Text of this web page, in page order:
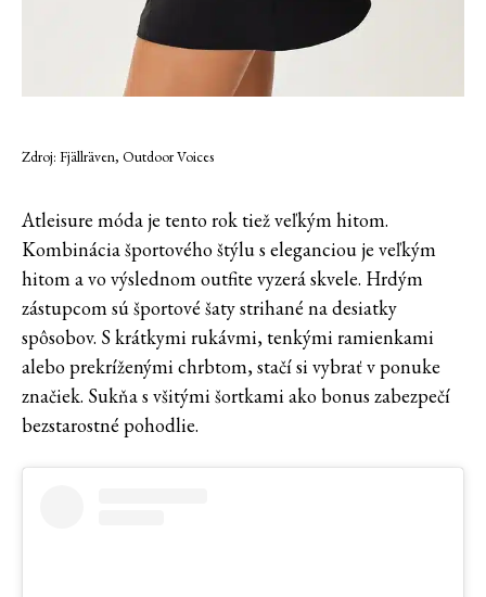
Zdroj: Fjällräven, Outdoor Voices
Atleisure móda je tento rok tiež veľkým hitom.
Kombinácia športového štýlu s eleganciou je veľkým
hitom a vo výslednom outfite vyzerá skvele. Hrdým
zástupcom sú športové šaty strihané na desiatky
spôsobov. S krátkymi rukávmi, tenkými ramienkami
alebo prekríženými chrbtom, stačí si vybrať v ponuke
značiek. Sukňa s všitými šortkami ako bonus zabezpečí
bezstarostné pohodlie.